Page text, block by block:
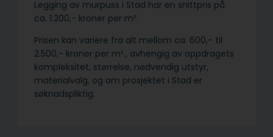
Legging av murpuss i Stad har en snittpris på
ca. 1.200,- kroner per m².
Prisen kan variere fra alt mellom ca. 600,- til
2.500,- kroner per m²., avhengig av oppdragets
kompleksitet, størrelse, nødvendig utstyr,
materialvalg, og om prosjektet i Stad er
søknadspliktig.